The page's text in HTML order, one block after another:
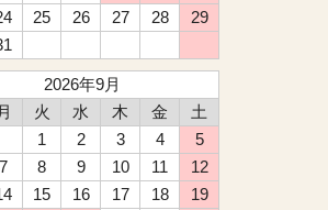
25 26 27 28
29
2026年9月
月 火 水 木 金
土
1
2 3 4
5
7 8 9 10 11
12
15 16 17 18
19